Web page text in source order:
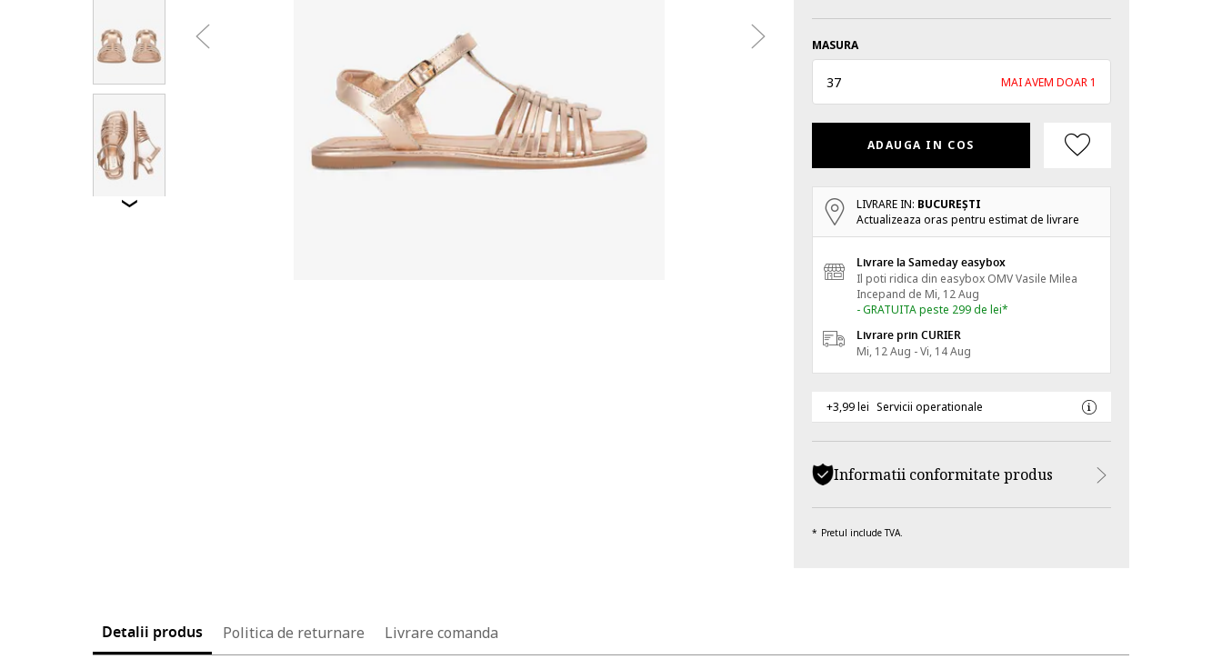
MASURA
37 MAI AVEM DOAR 1
ADAUGA IN COS
LIVRARE IN: BUCUREŞTI
Actualizeaza oras pentru estimat de livrare
Livrare la Sameday easybox
Il poti ridica din easybox OMV Vasile Milea
Incepand de Mi, 12 Aug
- GRATUITA peste 299 de lei*
Livrare prin CURIER
Mi, 12 Aug - Vi, 14 Aug
+3,99 lei Servicii operationale
Informatii conformitate produs
Pretul include TVA.
Detalii produs Politica de returnare Livrare comanda